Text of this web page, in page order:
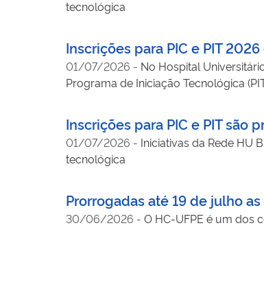
tecnológica
Inscrições para PIC e PIT
01/07/2026 - No Hospital
Programa de Iniciação Tecnológica
Inscrições para PIC e PIT são
01/07/2026 - Iniciativas da Rede HU
tecnológica
Prorrogadas até 19 de julho
30/06/2026 - O HC-UFPE é um dos